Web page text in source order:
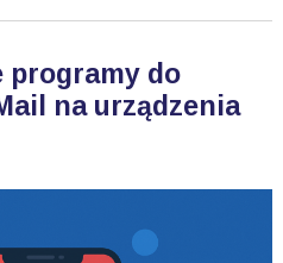
programy do
na urządzenia